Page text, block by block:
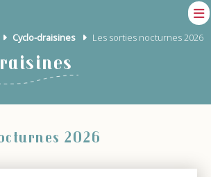
Cyclo-draisines Les sorties nocturnes 2026
2026